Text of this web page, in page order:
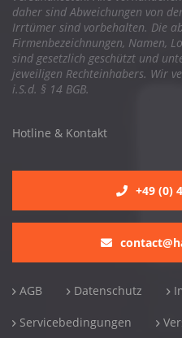
daher sind Abweichungen von
Irrtümer sind vorbehalten. Die
Firmenbezeichnungen, Namen,
sind gesetzlich geschützt und
jeweiligen Rechteinhabers. Wir
i.S.d. § 14 BGB.
Hotline & Kontakt
+49 (0)
AGB Datenschutz
Servicebedingungen